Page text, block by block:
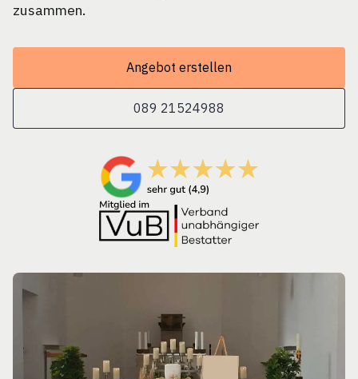
zusammen.
Angebot erstellen
089 21524988